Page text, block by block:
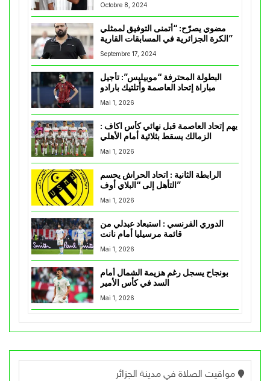
Octobre 8, 2024
مضوي يصرّح: “أتمنى التوفيق لممثلي
الكرة الجزائرية في المسابقات القارية”
Septembre 17, 2024
البطولة المحترفة “موبيليس”: تأجيل
مباراة إتحاد العاصمة وأتلتيك بارادو
Mai 1, 2026
يهم إتحاد العاصمة قبل نهائي كأس اكاف :
Mai 1, 2026
الرابطة الثانية : اتحاد الحراش يحسم
التأهل إلى “البلاي أوف”
Mai 1, 2026
الدوري الفرنسي : استبعاد عبدلي من
قائمة مرسيليا أمام نانت
Mai 1, 2026
بونجاح يسجل رغم هزيمة الشمال أمام
السد في كأس الأمير
Mai 1, 2026